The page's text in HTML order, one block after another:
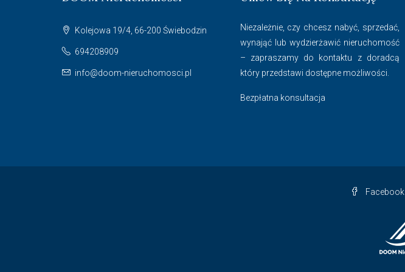
Kolejowa 19/4, 66-200 Świebodzin
694208909
info@doom-nieruchomosci.pl
Niezależnie, czy chcesz nabyć, sprzedać,
wynająć lub wydzierżawić nieruchomość
– zapraszamy do kontaktu z doradcą
który przedstawi dostępne możliwości.
Bezpłatna konsultacja
Facebook